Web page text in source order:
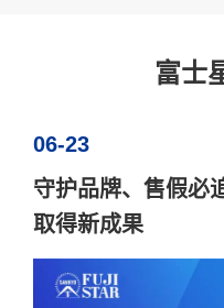
富士
06-23
守护品牌、售假必
取得新成果